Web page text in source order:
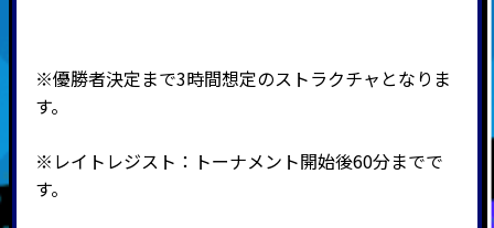
※優勝者決定まで3時間想定のストラクチャとなりま
す。
※レイトレジスト：トーナメント開始後60分までで
す。